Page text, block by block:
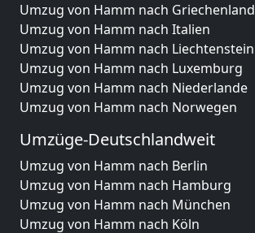
Umzug von Hamm nach Griechenland
Umzug von Hamm nach Italien
Umzug von Hamm nach Liechtenstein
Umzug von Hamm nach Luxemburg
Umzug von Hamm nach Niederlande
Umzug von Hamm nach Norwegen
Umzüge-Deutschlandweit
Umzug von Hamm nach Berlin
Umzug von Hamm nach Hamburg
Umzug von Hamm nach München
Umzug von Hamm nach Köln